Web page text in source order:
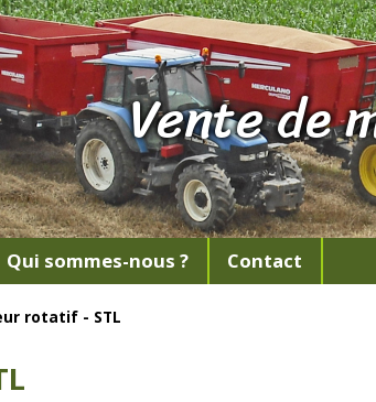
Vente de
Qui sommes-nous ? Contact
rotatif - STL